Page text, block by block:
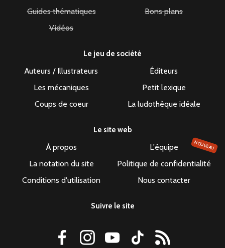
Guides thématiques
Bons plans
Vidéos
Le jeu de société
Auteurs / Illustrateurs
Éditeurs
Les mécaniques
Petit lexique
Coups de coeur
La ludothèque idéale
Le site web
À propos L'équipe NOUVEAU
La notation du site
Politique de confidentialité
Conditions d'utilisation
Nous contacter
Suivre le site